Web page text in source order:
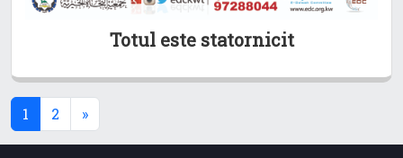
Totul este statornicit
1 (current)
2 »